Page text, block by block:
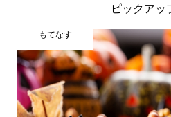
ピックアッ
もてなす